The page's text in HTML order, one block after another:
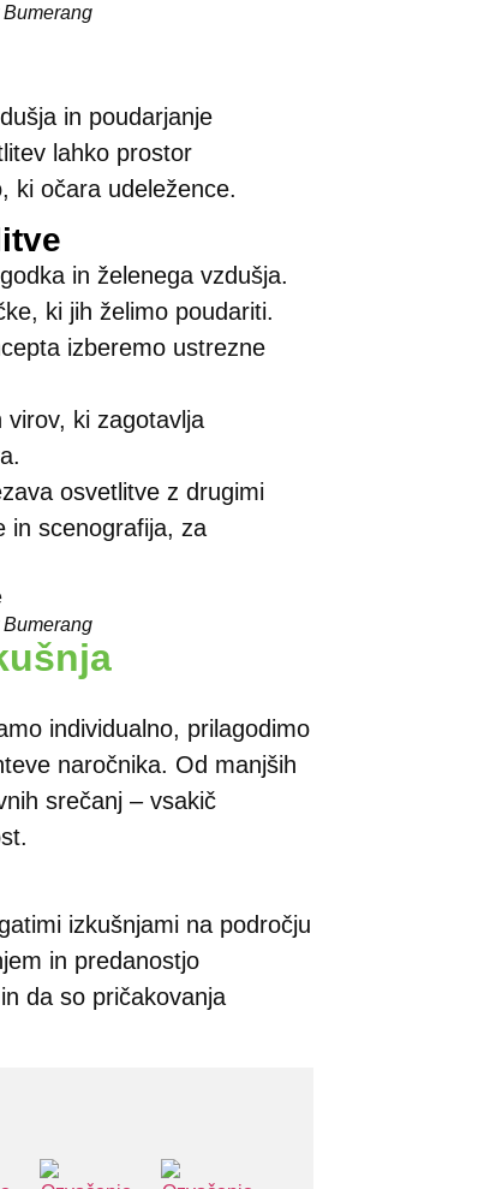
in poudarjanje
lahko prostor
ki očara udeležence.
in želenega vzdušja.
ki jih želimo poudariti.
izberemo ustrezne
ki zagotavlja
osvetlitve z drugimi
in scenografija, za
individualno, prilagodimo
naročnika. Od manjših
srečanj – vsakič
izkušnjami na področju
in predanostjo
da so pričakovanja